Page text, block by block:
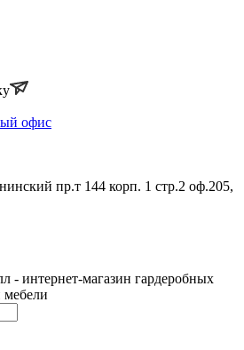
офис
пр.т 144 корп. 1 стр.2 оф.205,
- интернет-магазин гардеробных
мебели